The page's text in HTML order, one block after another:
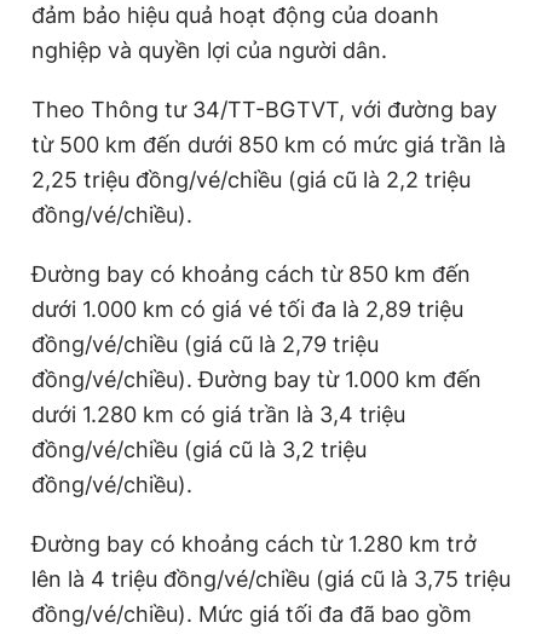
đảm bảo hiệu quả hoạt động của doanh
nghiệp và quyền lợi của người dân.
Theo Thông tư 34/TT-BGTVT, với đường bay
từ 500 km đến dưới 850 km có mức giá trần là
2,25 triệu đồng/vé/chiều (giá cũ là 2,2 triệu
đồng/vé/chiều).
Đường bay có khoảng cách từ 850 km đến
dưới 1.000 km có giá vé tối đa là 2,89 triệu
đồng/vé/chiều (giá cũ là 2,79 triệu
đồng/vé/chiều). Đường bay từ 1.000 km đến
dưới 1.280 km có giá trần là 3,4 triệu
đồng/vé/chiều (giá cũ là 3,2 triệu
đồng/vé/chiều).
Đường bay có khoảng cách từ 1.280 km trở
lên là 4 triệu đồng/vé/chiều (giá cũ là 3,75 triệu
đồng/vé/chiều). Mức giá tối đa đã bao gồm